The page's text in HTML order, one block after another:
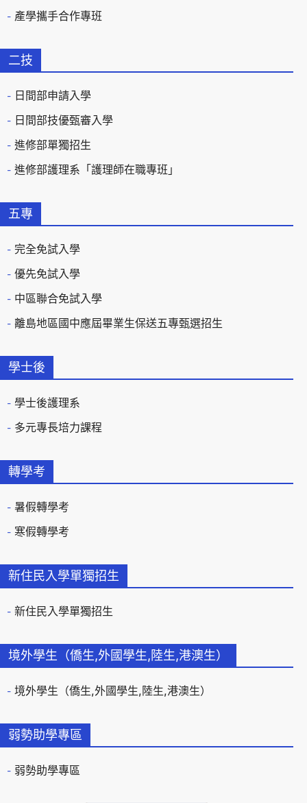
產學攜手合作專班
二技
日間部申請入學
日間部技優甄審入學
進修部單獨招生
進修部護理系「護理師在職專班」
五專
完全免試入學
優先免試入學
中區聯合免試入學
離島地區國中應屆畢業生保送五專甄選招生
學士後
學士後護理系
多元專長培力課程
轉學考
暑假轉學考
寒假轉學考
新住民入學單獨招生
新住民入學單獨招生
境外學生（僑生,外國學生,陸生,港澳生）
境外學生（僑生,外國學生,陸生,港澳生）
弱勢助學專區
弱勢助學專區